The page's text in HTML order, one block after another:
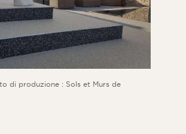
di produzione : Sols et Murs de